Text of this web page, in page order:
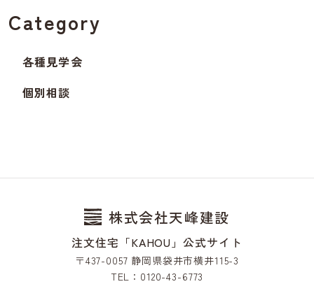
Category
各種見学会
個別相談
株式会社天峰建設
注文住宅「KAHOU」公式サイト
〒437-0057 静岡県袋井市横井115-3
TEL：0120-43-6773